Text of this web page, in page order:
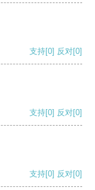
支持[0] 反对[0]
支持[0] 反对[0]
支持[0] 反对[0]